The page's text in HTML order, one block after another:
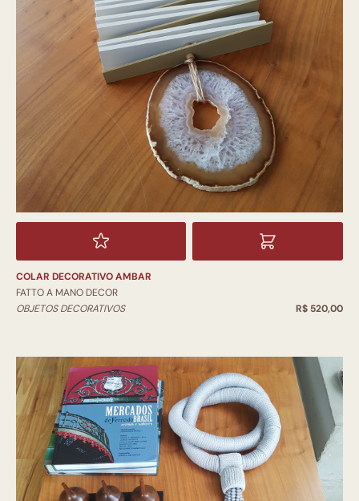
COLAR DECORATIVO AMBAR
FATTO A MANO DECOR
OBJETOS DECORATIVOS
R$ 520,00